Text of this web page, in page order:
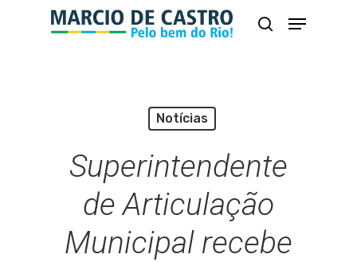
busca
Menu
Notícias
Superintendente
de Articulação
Municipal recebe